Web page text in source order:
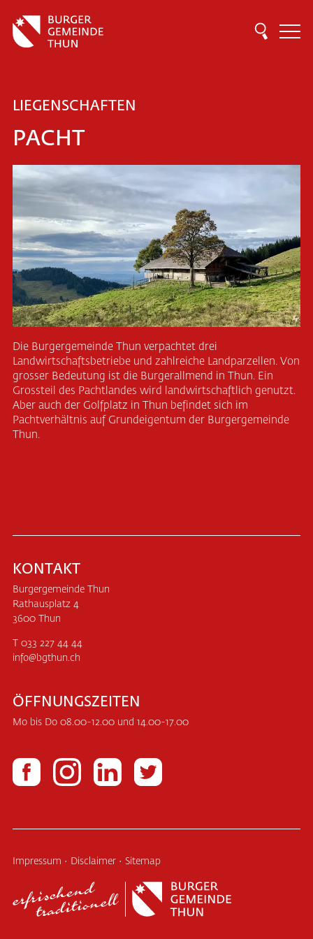
LIEGENSCHAFTEN
PACHT
Die Burgergemeinde Thun verpachtet drei
Landwirtschaftsbetriebe und zahlreiche Landparzellen. Von
grosser Bedeutung ist die Burgerallmend in Thun. Ein
Grossteil des Pachtlandes wird landwirtschaftlich genutzt.
Aber auch der Golfplatz in Thun befindet sich im
Pachtverhältnis auf Grundeigentum der Burgergemeinde
Thun.
KONTAKT
Burgergemeinde Thun
Rathausplatz 4
3600 Thun
T 033 227 44 44
info
bgthun.ch
ÖFFNUNGSZEITEN
Mo bis Do 08.00-12.00 und 14.00-17.00
Impressum · Disclaimer · Sitemap